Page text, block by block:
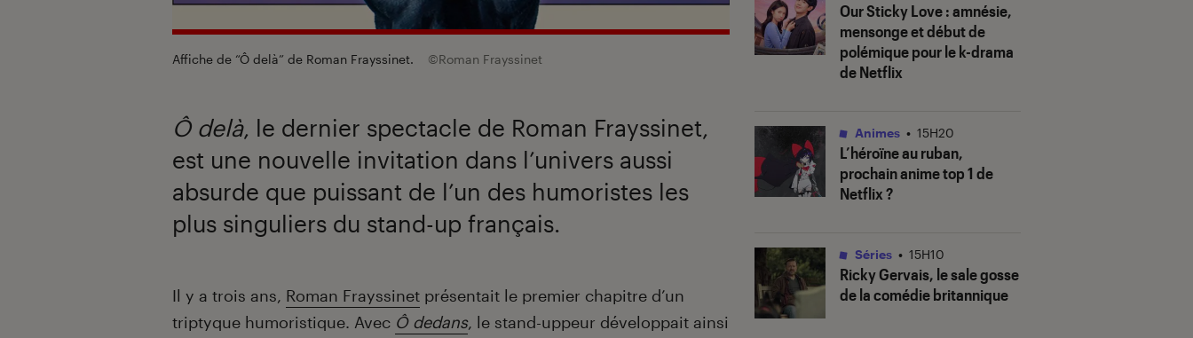
Affiche de “Ô delà” de Roman Frayssinet. ©Roman Frayssinet
Ô delà, le dernier spectacle de Roman Frayssinet,
est une nouvelle invitation dans l’univers aussi
absurde que puissant de l’un des humoristes les
plus singuliers du stand-up français.
Introduction
Il y a trois ans, Roman Frayssinet présentait le premier chapitre d’un
triptyque humoristique. Avec Ô dedans, le stand-uppeur développait ainsi
Our Sticky Love: amnésie,
mensonge et début de
polémique pour le k-drama
de Netflix
L’héroïne au ruban,
prochain anime top 1 de
Netflix ?
Animes • 15H20
Ricky Gervais, le sale gosse
de la comédie britannique
Séries • 15H10